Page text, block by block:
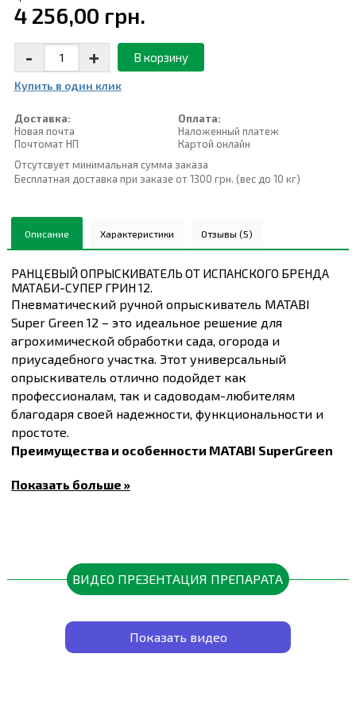
4 256,00 грн.
- + В корзину
Купить в один клик
Доставка:
Новая почта
Почтомат НП
Оплата:
Наложенный платеж
Картой онлайн
Отсутсвует минимальная сумма заказа
Бесплатная доставка при заказе от 1300 грн. (вес до 10 кг)
Описание Характеристики Отзывы (5)
РАНЦЕВЫЙ ОПРЫСКИВАТЕЛЬ ОТ ИСПАНСКОГО БРЕНДА
МАТАБИ-СУПЕР ГРИН 12.
Пневматический ручной опрыскиватель MATABI
Super Green 12 – это идеальное решение для
агрохимической обработки сада, огорода и
приусадебного участка. Этот универсальный
опрыскиватель отлично подойдет как
профессионалам, так и садоводам-любителям
благодаря своей надежности, функциональности и
простоте.
Преимущества и особенности MATABI SuperGreen
Опрыскиватель оснащен регулятором
нежелательные участки или другие
культуры.
3.0 Бар для фунгицидов,
давление образует меньшую каплю,
что значительно увеличивает
Показать больше »
ВИДЕО ПРЕЗЕНТАЦИЯ ПРЕПАРАТА
Показать видео